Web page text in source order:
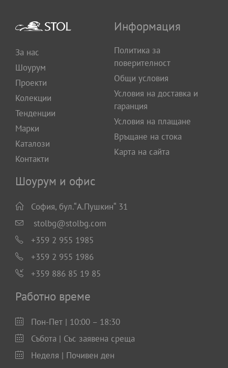
За нас
Шоурум
Проекти
Колекции
Тенденции
Марки
Каталози
Контакти
Информация
Политика за
поверителност
Общи условия
Условия на доставка и
гаранция
Условия на плащане
Връщане на стока
Карта на сайта
Шоурум и офис
София, бул.“А.Пушкин“ 31
stolbg@stolbg.com
+359 2 955 1985
+359 2 955 1986
+359 886 85 19 85
Работно време
Пон-Пет | 10:00 – 18:30
Събота | Със заявена среща
Неделя | Почивен ден